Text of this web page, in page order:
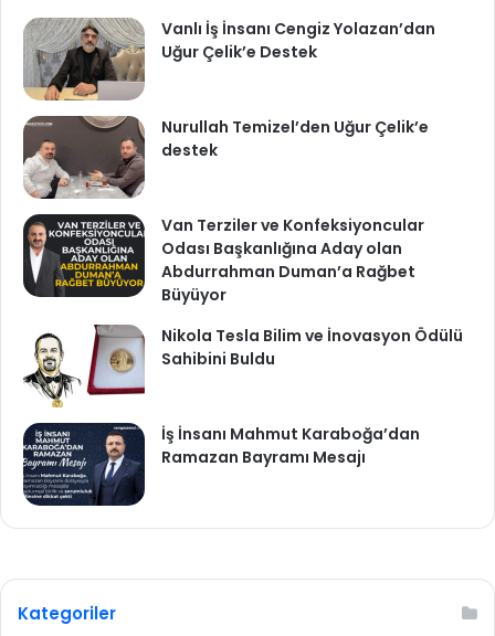
Vanlı İş İnsanı Cengiz Yolazan’dan
Uğur Çelik’e Destek
Nurullah Temizel’den Uğur Çelik’e
destek
Van Terziler ve Konfeksiyoncular
Odası Başkanlığına Aday olan
Abdurrahman Duman’a Rağbet
Büyüyor
Nikola Tesla Bilim ve İnovasyon Ödülü
Sahibini Buldu
İş İnsanı Mahmut Karaboğa’dan
Ramazan Bayramı Mesajı
Kategoriler